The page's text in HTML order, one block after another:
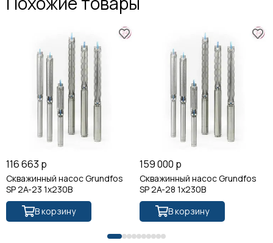
116 663 р
Скважинный насос Grundfos
SP 2A-23 1x230В
В корзину
159 000 р
Скважинный насос Grundfos
SP 2A-28 1x230В
В корзину